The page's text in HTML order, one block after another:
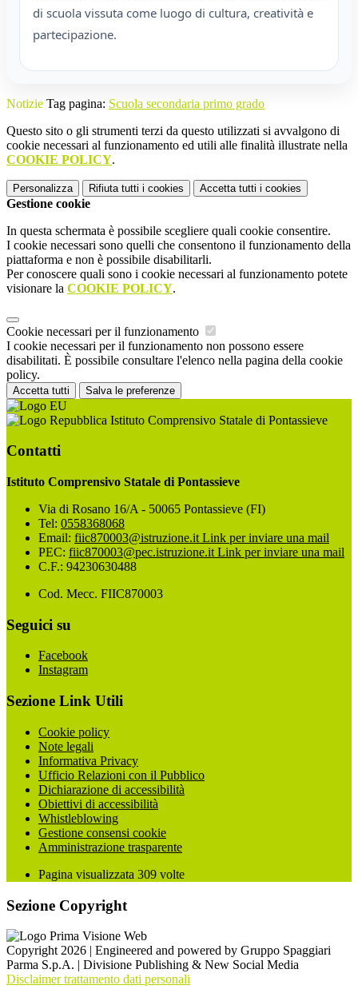
di scuola vissuta come luogo di cultura, creatività e
partecipazione.
Notizie Tag pagina: Scuola secondaria primo grado
Questo sito o gli strumenti terzi da questo utilizzati si avvalgono di
cookie necessari al funzionamento ed utili alle finalità illustrate nella
COOKIE POLICY.
Personalizza Rifiuta tutti i cookies Accetta tutti i cookies
Gestione cookie
In questa schermata è possibile scegliere quali cookie consentire.
I cookie necessari sono quelli che consentono il funzionamento della
piattaforma e non è possibile disabilitarli.
Per conoscere quali sono i cookie necessari al funzionamento potete
visionare la COOKIE POLICY.
Cookie necessari per il funzionamento
I cookie necessari per il funzionamento non possono essere
disabilitati. È possibile consultare l'elenco nella pagina della cookie
policy.
Accetta tutti Salva le preferenze
Istituto Comprensivo Statale di Pontassieve
Contatti
Istituto Comprensivo Statale di Pontassieve
Via di Rosano 16/A - 50065 Pontassieve (FI)
Tel: 0558368068
Email: fiic870003@istruzione.it Link per inviare una mail
PEC: fiic870003@pec.istruzione.it Link per inviare una mail
C.F.: 94230630488
Cod. Mecc. FIIC870003
Seguici su
Facebook
Instagram
Sezione Link Utili
Cookie policy
Note legali
Informativa Privacy
Ufficio Relazioni con il Pubblico
Dichiarazione di accessibilità
Obiettivi di accessibilità
Whistleblowing
Gestione consensi cookie
Amministrazione trasparente
Pagina visualizzata 309 volte
Sezione Copyright
Copyright 2026 | Engineered and powered by Gruppo Spaggiari
Parma S.p.A. | Divisione Publishing & New Social Media
Disclaimer trattamento dati personali